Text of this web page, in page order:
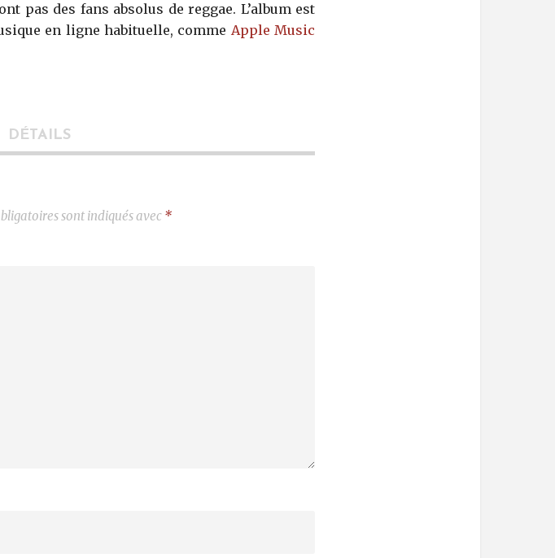
pas des fans absolus de reggae. L’album est
en ligne habituelle, comme Apple Music
DÉTAILS
sont indiqués avec *